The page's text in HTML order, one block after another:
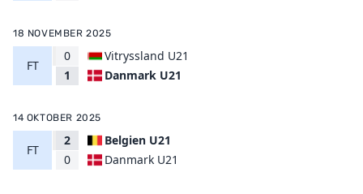
18 NOVEMBER 2025
FT
0
1
Vitryssland U21
Danmark U21
14 OKTOBER 2025
FT
2
0
Belgien U21
Danmark U21